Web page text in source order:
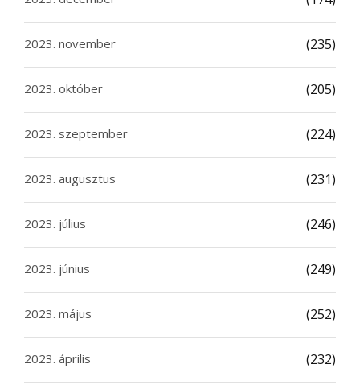
2023. november (235)
2023. október (205)
2023. szeptember (224)
2023. augusztus (231)
2023. július (246)
2023. június (249)
2023. május (252)
2023. április (232)